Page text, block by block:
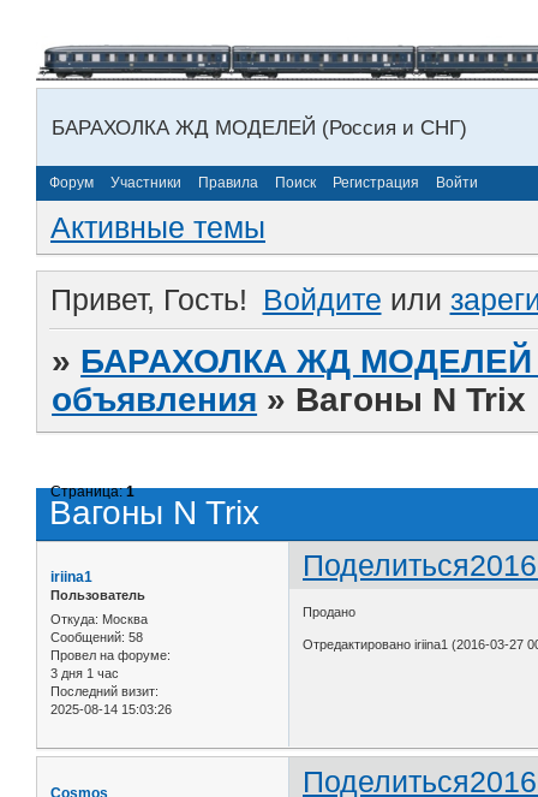
БАРАХОЛКА ЖД МОДЕЛЕЙ (Россия и СНГ)
Форум Участники Правила Поиск Регистрация Войти
Активные темы
Привет, Гость! Войдите или
» БАРАХОЛКА ЖД МОДЕЛЕЙ
объявления » Вагоны N Trix
Вагоны N Trix
Страница:1
Поделиться
iriina1
Пользователь
Откуда: Москва
Сообщений: 58
Провел на форуме:
3 дня 1 час
Последний визит:
2025-08-14 15:03:26
Продано
Отредактировано iriina1 (2016-03-27
Поделиться
Cosmos